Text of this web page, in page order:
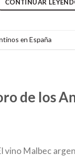
CONTINUAR
en España
de los
vino Malbec